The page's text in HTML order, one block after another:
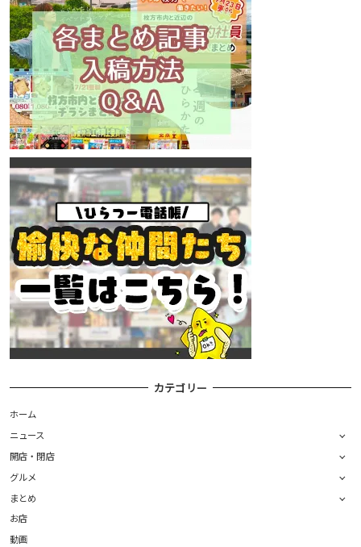
カテゴリー
ホーム
ニュース
開店・閉店
グルメ
まとめ
お店
動画